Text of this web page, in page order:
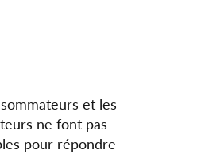
et les
ne font pas
pour répondre